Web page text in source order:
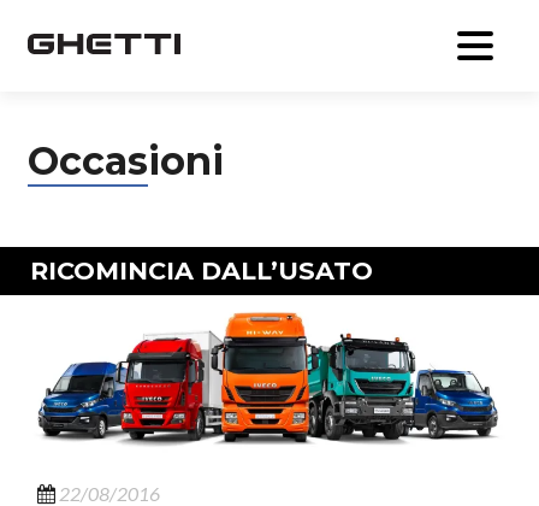
Occasioni
RICOMINCIA DALL’USATO
22/08/2016